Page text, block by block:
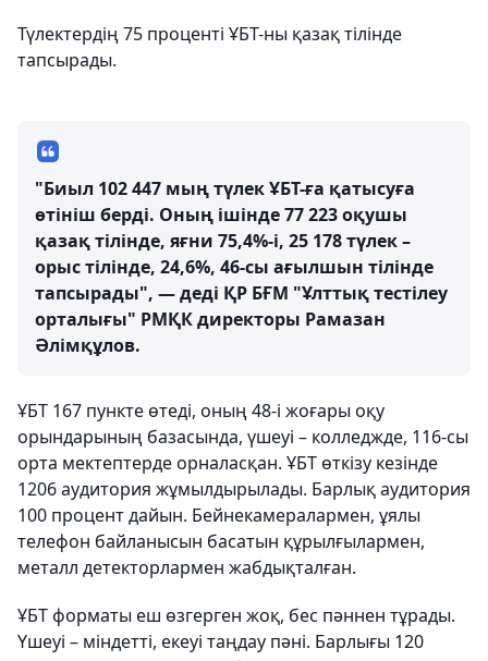
Түлектердің 75 проценті ҰБТ-ны қазақ тілінде
тапсырады.
"Биыл 102 447 мың түлек ҰБТ-ға қатысуға
өтініш берді. Оның ішінде 77 223 оқушы
қазақ тілінде, яғни 75,4%-і, 25 178 түлек –
орыс тілінде, 24,6%, 46-сы ағылшын тілінде
тапсырады", — деді ҚР БҒМ "Ұлттық тестілеу
орталығы" РМҚК директоры Рамазан
Әлімқұлов.
ҰБТ 167 пункте өтеді, оның 48-і жоғары оқу
орындарының базасында, үшеуі – колледжде, 116-сы
орта мектептерде орналасқан. ҰБТ өткізу кезінде
1206 аудитория жұмылдырылады. Барлық аудитория
100 процент дайын. Бейнекамералармен, ұялы
телефон байланысын басатын құрылғылармен,
металл детекторлармен жабдықталған.
ҰБТ форматы еш өзгерген жоқ, бес пәннен тұрады.
Үшеуі – міндетті, екеуі таңдау пәні. Барлығы 120